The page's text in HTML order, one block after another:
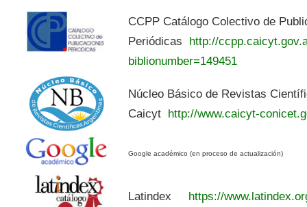
CCPP Catálogo Colectivo de
Periódicas http://
biblionumber=149451
Núcleo Básico de Revistas
Caicyt http://www.caicyt-
Google académico (en proceso de actualización)
Latindex https://